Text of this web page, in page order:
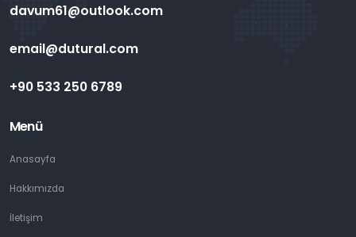
davum61@outlook.com
email@dutural.com
+90 533 250 6789
Menü
Anasayfa
Hakkımızda
İletişim